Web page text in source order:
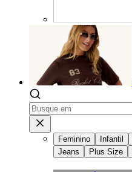
Feminino Infantil
Jeans
Plus Size